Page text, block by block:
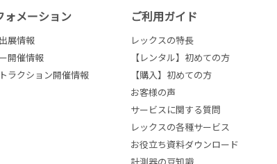
ォメーション
展情報
開催情報
ラクション開催情報
ご利用ガイド
レックスの特長
【レンタル】初めての方
【購入】初めての方
お客様の声
サービスに関する質問
レックスの各種サービス
お役立ち資料ダウンロード